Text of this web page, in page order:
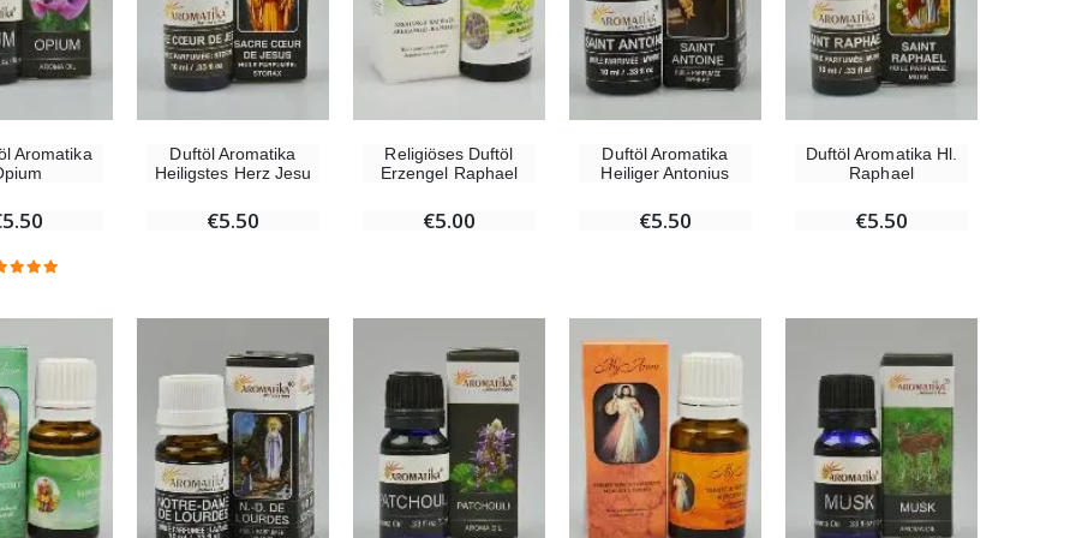
Aromatika
Duftöl Aromatika
Heiligstes Herz Jesu
€5.50
Religiöses Duftöl
Erzengel Raphael
€5.00
Duftöl Aromatika
Heiliger Antonius
€5.50
Duftöl Aromatika Hl.
Raphael
€5.50
€130.00
Wundertätige Medaille Empfängnis Rosa 19 mm
€5.00
Handbemaltes Kinderkreuz Gottes Welt Vereint 14cm
€23.00
Novenenkerze an Sankt Michael Gegen das Böse
€4.95
20 Stück Novenen Kerzen Weiss
€67.50
Novenen-Kerze für eine Heilung - 17.5cm
€4.90
€130.00
€5.00
€23.00